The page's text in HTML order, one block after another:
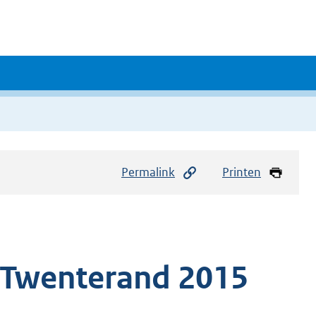
Permalink Printen
2015